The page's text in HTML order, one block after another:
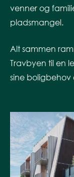
venner og
pladsmangel.
Alt sammen
Travbyen til en
sine boligbehov